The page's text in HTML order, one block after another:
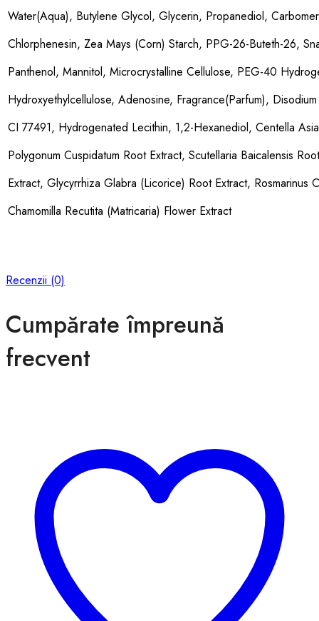
Water(Aqua), Butylene Glycol, Glycerin, Propanediol,
Chlorphenesin, Zea Mays (Corn) Starch, PPG-26-Buteth-26,
Panthenol, Mannitol, Microcrystalline Cellulose, PEG-40
Hydroxyethylcellulose, Adenosine, Fragrance(Parfum),
CI 77491, Hydrogenated Lecithin, 1,2-Hexanediol, Centella
Polygonum Cuspidatum Root Extract, Scutellaria Baicalensis
Extract, Glycyrrhiza Glabra (Licorice) Root Extract, Rosmarinus
Chamomilla Recutita (Matricaria) Flower Extract
Recenzii (0)
Cumpărate împreună
frecvent